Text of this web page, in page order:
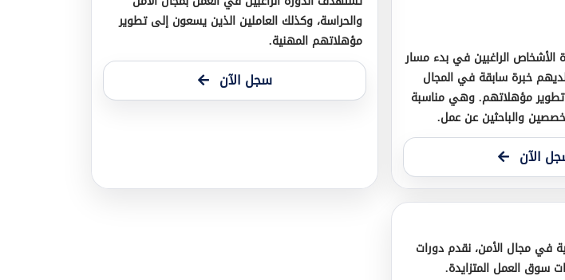
الراغبين في بدء مسار
خبرة سابقة في المجال
مؤهلاتهم. وهي مناسبة
والباحثين عن عمل.
الآن
والحراسة، وكذلك العاملين الذين يسعون إلى تطوير
مؤهلاتهم المهنية.
سجل الآن
في مجال الأمن، نقدم دورات
سوق العمل المتزايدة.